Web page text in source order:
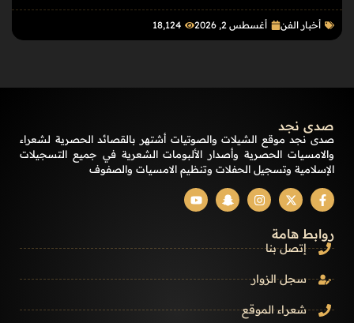
أخبار الفن أغسطس 2, 2026 18٬124
صدى نجد
صدى نجد موقع الشيلات والصوتيات أشتهر بالقصائد الحصرية لشعراء
والامسيات الحصرية وأصدار الألبومات الشعرية في جميع التسجيلات
الإسلامية وتسجيل الحفلات وتنظيم الامسيات والصفوف
روابط هامة
إتصل بنا
سجل الزوار
شعراء الموقع